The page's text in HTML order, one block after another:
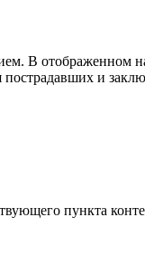
В отображенном
и
пункта